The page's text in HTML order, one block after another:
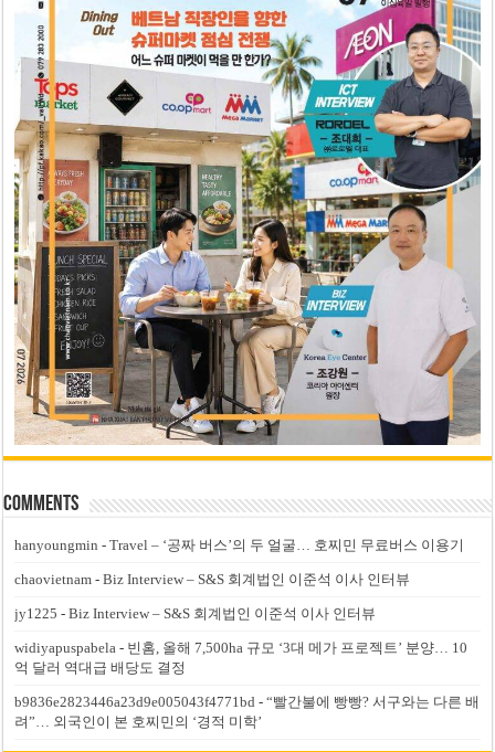
Comments
hanyoungmin -Travel – ‘공짜 버스’의 두 얼굴… 호찌민 무료버스 이용기
chaovietnam -Biz Interview – S&S 회계법인 이준석 이사 인터뷰
jy1225 -Biz Interview – S&S 회계법인 이준석 이사 인터뷰
widiyapuspabela - 빈홈, 올해 7,500ha 규모 ‘3대 메가 프로젝트’ 분양… 10
억 달러 역대급 배당도 결정
b9836e2823446a23d9e005043f4771bd -“빨간불에 빵빵? 서구와는 다른 배
려”… 외국인이 본 호찌민의 ‘경적 미학’